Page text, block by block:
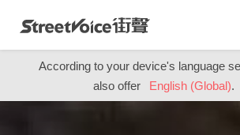
According to your device's language
also offer
English (Global).